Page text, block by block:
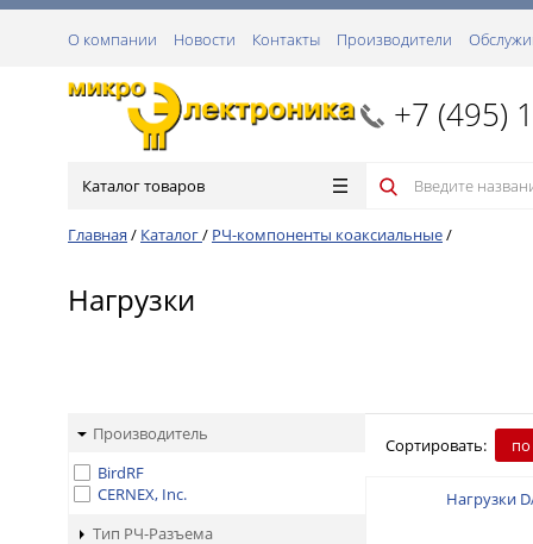
О компании Новости Контакты Производители
+7 (495)
Каталог товаров
Главная / Каталог/ РЧ-компоненты коаксиальные/
Нагрузки
Производитель
BirdRF
CERNEX, Inc.
Тип РЧ-Разъема
Сортировать:
Нагрузки